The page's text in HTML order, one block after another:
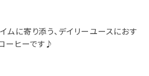
ムに寄り添う、デイリーユースにおす
ーヒーです♪